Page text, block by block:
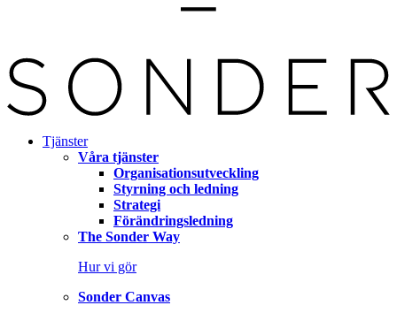
Tjänster
Våra tjänster
Organisationsutveckling
Styrning och ledning
Strategi
Förändringsledning
The Sonder Way
Hur vi gör
Sonder Canvas